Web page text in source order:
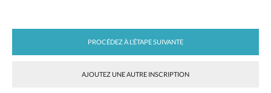
PROCÉDEZ À L’ÉTAPE SUIVANTE
AJOUTEZ UNE AUTRE INSCRIPTION